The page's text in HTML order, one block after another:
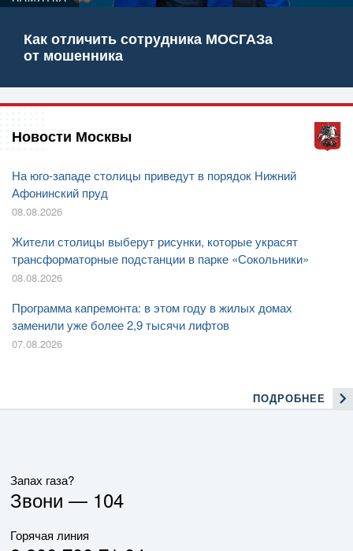
Как отличить сотрудника МОСГАЗа
от мошенника
Новости Москвы
На юго-западе столицы приведут в порядок Нижний
Афонинский пруд
08.08.2026
Жители столицы выберут рисунки, которые украсят
трансформаторные подстанции в парке «Сокольники»
08.08.2026
Программа капремонта: в этом году в жилых домах
заменили уже более 2,9 тысячи лифтов
07.08.2026
ПОДРОБНЕЕ
Запах газа?
Звони — 104
Горячая линия